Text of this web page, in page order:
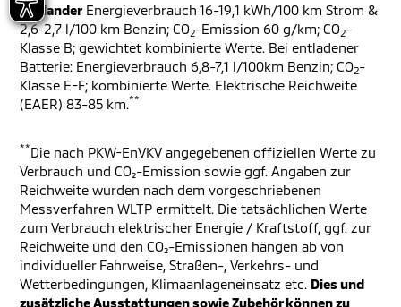
Outlander Energieverbrauch 16-19,1 kWh/100 km Strom &
2,6-2,7 l/100 km Benzin; CO2-Emission 60 g/km; CO2-
Klasse B; gewichtet kombinierte Werte. Bei entladener
Batterie: Energieverbrauch 6,8-7,1 l/100km Benzin; CO2-
Klasse E-F; kombinierte Werte. Elektrische Reichweite
(EAER) 83-85 km.**
**Die nach PKW-EnVKV angegebenen offiziellen Werte zu
Verbrauch und CO₂-Emission sowie ggf. Angaben zur
Reichweite wurden nach dem vorgeschriebenen
Messverfahren WLTP ermittelt. Die tatsächlichen Werte
zum Verbrauch elektrischer Energie / Kraftstoff, ggf. zur
Reichweite und den CO₂-Emissionen hängen ab von
individueller Fahrweise, Straßen-, Verkehrs- und
Wetterbedingungen, Klimaanlageneinsatz etc. Dies und
zusätzliche Ausstattungen sowie Zubehör können zu